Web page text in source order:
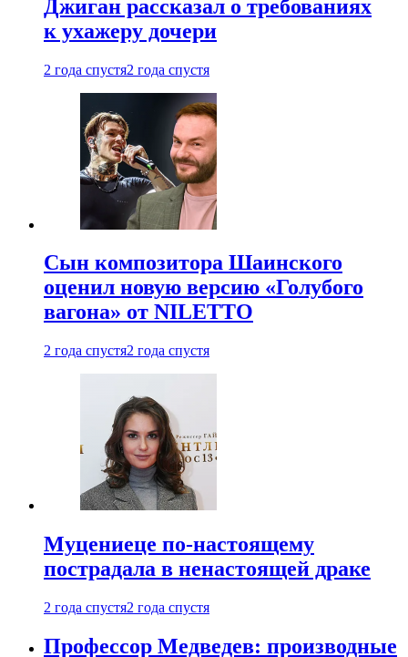
Джиган рассказал о требованиях
к ухажеру дочери
2 года спустя2 года спустя
Сын композитора Шаинского
оценил новую версию «Голубого
вагона» от NILETTO
2 года спустя2 года спустя
Муцениеце по-настоящему
пострадала в ненастоящей драке
2 года спустя2 года спустя
Профессор Медведев: производные